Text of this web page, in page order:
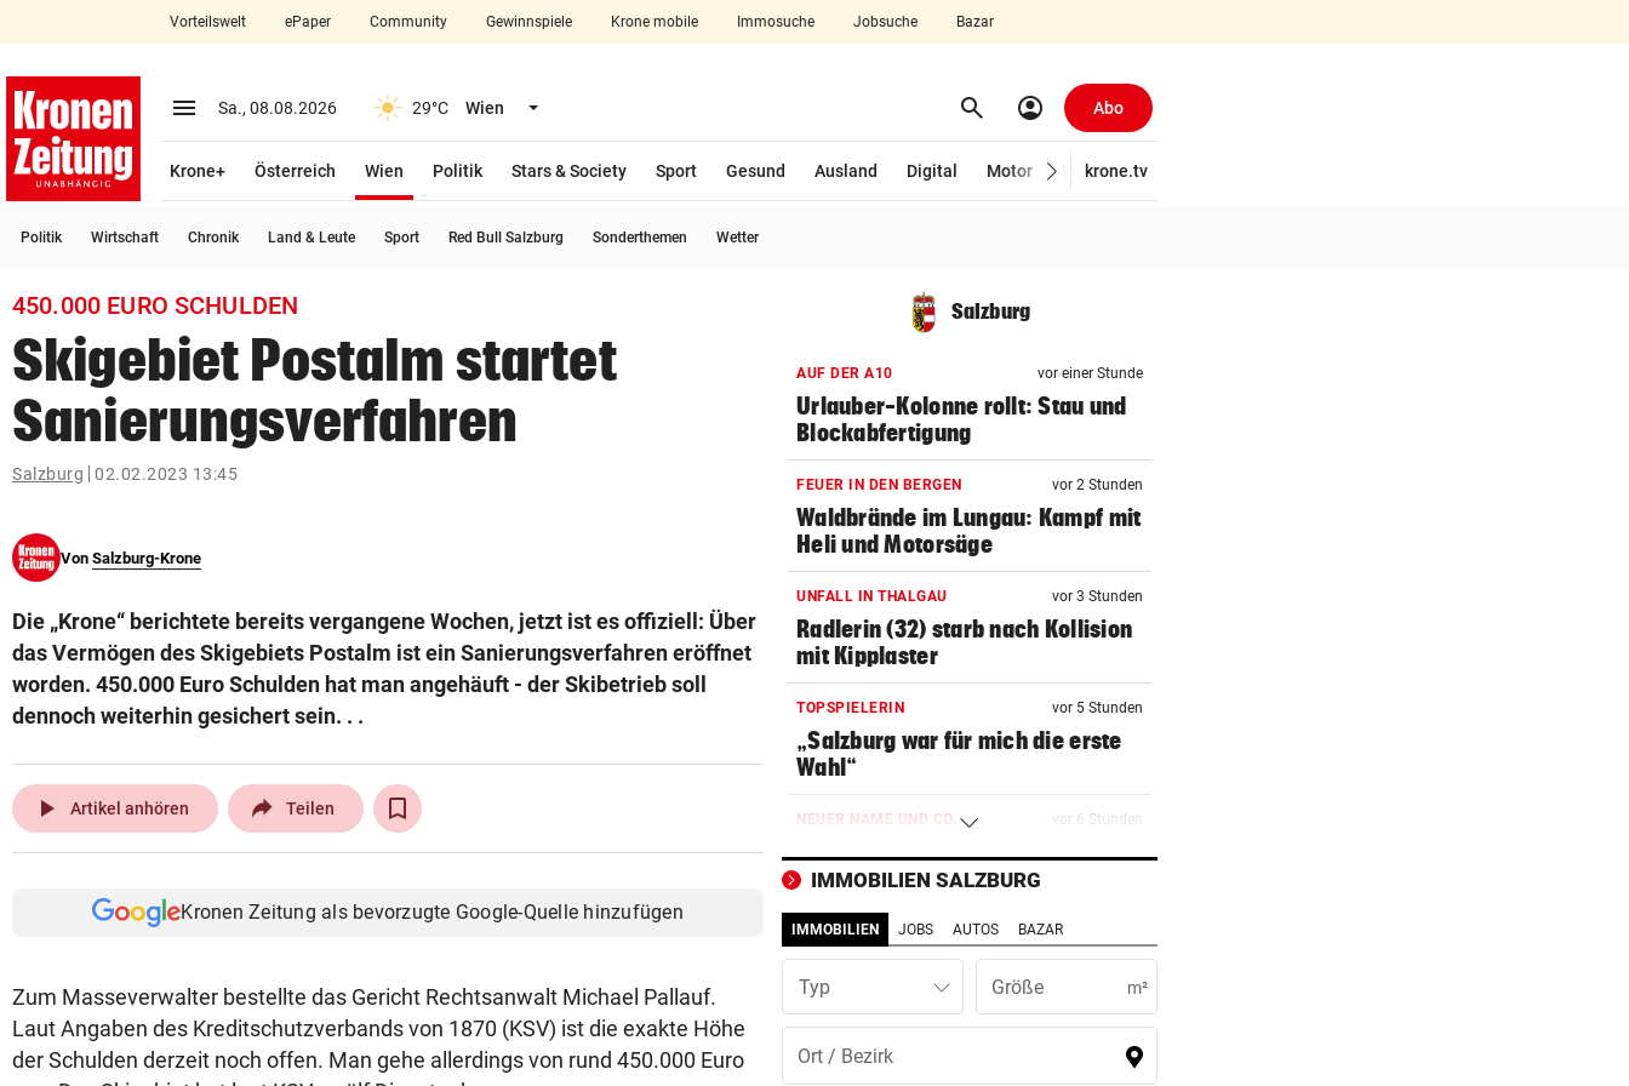
closeSchließen
account_circle Anmelden
arrow_right
bookmark
search
Suchbegriff
eingeben
© Krone Multimedia GmbH & Co KG 2026
Vorteilswelt ePaper Community Gewinnspiele Krone mobile Immosuche Jobsuche Bazar
menu Menü aufklappen
Sa., 08.08.2026 29°C Wien Menü aufklappen search Suchen
account_circle Abo
Krone+ Österreich Wien
Politik
Stars & Society Sport Gesund Ausland Digital Motor Wirtschaft
krone.tv
Politik Wirtschaft Chronik Land & Leute Sport Red Bull Salzburg Sonderthemen Wetter
450.000 EURO SCHULDEN
Skigebiet Postalm startet
Sanierungsverfahren
Salzburg 02.02.2023 13:45
Von Salzburg-Krone
Die „Krone“ berichtete bereits vergangene Wochen, jetzt ist es offiziell: Über
das Vermögen des Skigebiets Postalm ist ein Sanierungsverfahren eröffnet
worden. 450.000 Euro Schulden hat man angehäuft - der Skibetrieb soll
dennoch weiterhin gesichert sein. . .
play_arrow Artikel anhören Teilen
Kronen Zeitung als bevorzugte Google-Quelle hinzufügen
Zum Masseverwalter bestellte das Gericht Rechtsanwalt Michael Pallauf.
Laut Angaben des Kreditschutzverbands von 1870 (KSV) ist die exakte Höhe
der Schulden derzeit noch offen. Man gehe allerdings von rund 450.000 Euro
Salzburg
AUF DER A10 vor einer Stunde
Urlauber-Kolonne rollt: Stau und
Blockabfertigung
FEUER IN DEN BERGEN vor 2 Stunden
Waldbrände im Lungau: Kampf mit
Heli und Motorsäge
UNFALL IN THALGAU vor 3 Stunden
Radlerin (32) starb nach Kollision
mit Kipplaster
TOPSPIELERIN vor 5 Stunden
„Salzburg war für mich die erste
Wahl“
NEUER NAME UND CO. vor 6 Stunden
Das ist im Austria-Stadion (nicht)
passiert
SKURRILES SPIEL vor 7 Stunden
Zwangspause: „Seltsam! So
etwas kommt nie vor“
vor 7 Stunden
Land Salzburg hält dem S-Link die
IMMOBILIEN SALZBURG
IMMOBILIEN JOBS AUTOS BAZAR
Typ m²